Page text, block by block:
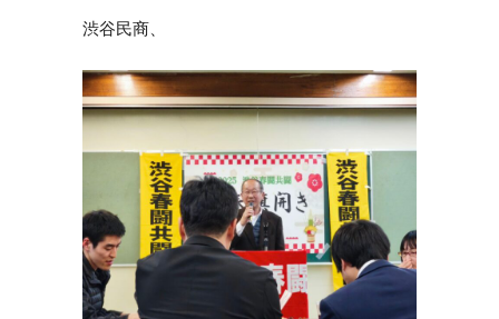
渋谷民商、